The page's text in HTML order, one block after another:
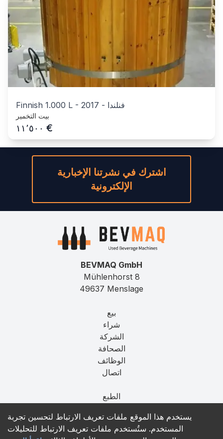
Finnish 1.000 L - 2017 - فنلندا
بيت التخمير
١١٬٥٠٠ €
يستخدم هذا الموقع ملفات تعريف الارتباط لتحسين تجربة
المستخدم. ستُستخدم ملفات تعريف الارتباط للتحليلات
اشترك في نشرتنا الإخبارية
الإلكترونية
BEVMAQ GmbH
Mühlenhorst 8
49637 Menslage
بيع
شراء
الشركة
الصحافة
الوظائف
اتصال
الطبع
T&C